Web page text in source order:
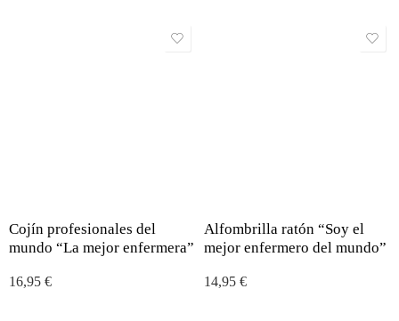
Cojín profesionales del
mundo “La mejor enfermera”
16,95 €
Alfombrilla ratón “Soy el
mejor enfermero del mundo”
14,95 €